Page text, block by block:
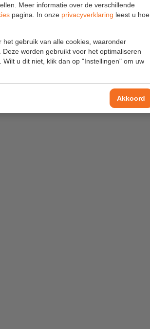
Meer informatie over de verschillende
pagina. In onze privacyverklaring leest u hoe
gebruik van alle cookies, waaronder
worden gebruikt voor het optimaliseren
u dit niet, klik dan op "Instellingen" om uw
Akkoord